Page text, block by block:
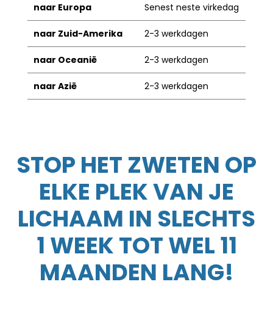
naar Europa Senest neste virkedag
naar Zuid-Amerika 2-3 werkdagen
naar Oceanië 2-3 werkdagen
naar Azië 2-3 werkdagen
STOP HET ZWETEN OP
ELKE PLEK VAN JE
LICHAAM IN SLECHTS
1 WEEK TOT WEL 11
MAANDEN LANG!